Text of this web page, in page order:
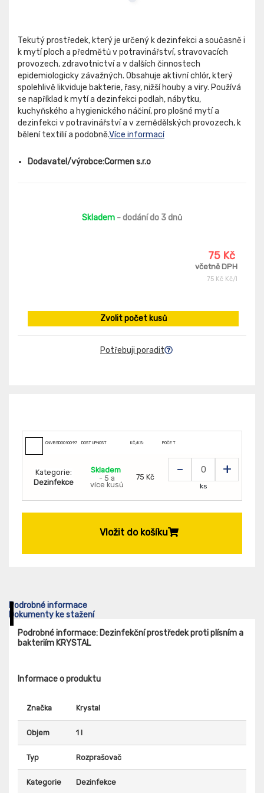
Tekutý prostředek, který je určený k dezinfekci a současně i
k mytí ploch a předmětů v potravinářství, stravovacích
provozech, zdravotnictví a v dalších činnostech
epidemiologicky závažných. Obsahuje aktivní chlór, který
spolehlivě likviduje bakterie, řasy, nižší houby a viry. Používá
se například k mytí a dezinfekci podlah, nábytku,
kuchyňského a hygienického náčiní, pro plošné mytí a
dezinfekci v potravinářství a v zemědělských provozech, k
bělení textilií a podobně.Více informací
Dodavatel/výrobce:Cormen s.r.o
Skladem - dodání do 3 dnů
75 Kč
včetně DPH
75 Kč Kč/l
Zvolit počet kusů
Potřebuji poradit
CNVBSDO010097 DOSTUPNOST KČ/KS: POČET
Kategorie:
Dezinfekce
Skladem
- 5 a
více kusů
75 Kč - +
ks
Vložit do košíku
Podrobné informace
Dokumenty ke stažení
Podrobné informace: Dezinfekční prostředek proti plísním a
bakteriím KRYSTAL
Informace o produktu
Značka Krystal
Objem 1 l
Typ Rozprašovač
Kategorie Dezinfekce